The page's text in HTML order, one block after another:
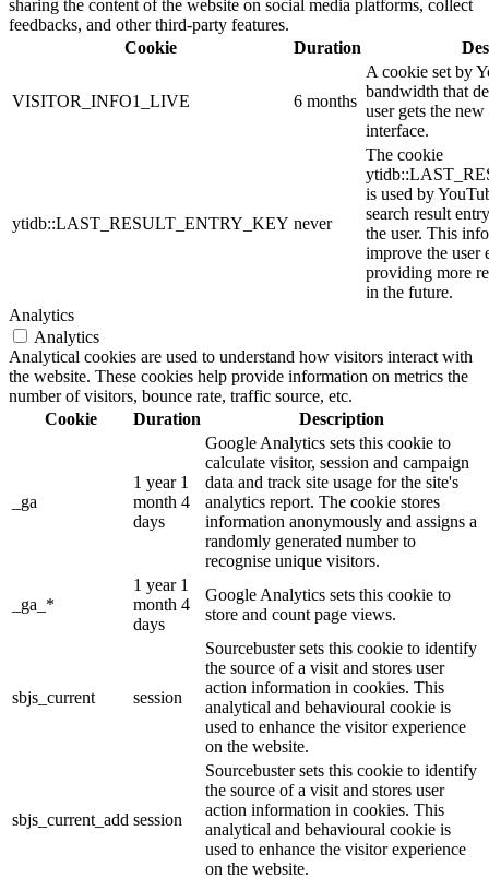
sharing the content of the website on social media platforms, collect
feedbacks, and other third-party features.
Cookie
Duration
VISITOR_INFO1_LIVE 6 months
A cookie set by
bandwidth that
user gets the
interface.
ytidb::LAST_RESULT_ENTRY_KEY never
The cookie
is used by
search result
the user. This
improve the user
providing more
in the future.
Analytics
Analytics
Analytical cookies are used to understand how visitors interact with
the website. These cookies help provide information on metrics the
number of visitors, bounce rate, traffic source, etc.
Cookie
Duration Description
_ga
1 year 1
month 4
days
Google Analytics sets this cookie to
calculate visitor, session and campaign
data and track site usage for the site's
analytics report. The cookie stores
information anonymously and assigns a
randomly generated number to
recognise unique visitors.
_ga_*
1 year 1
month 4
days
Google Analytics sets this cookie to
store and count page views.
sbjs_current session
Sourcebuster sets this cookie to identify
the source of a visit and stores user
action information in cookies. This
analytical and behavioural cookie is
used to enhance the visitor experience
on the website.
sbjs_current_add session
Sourcebuster sets this cookie to identify
the source of a visit and stores user
action information in cookies. This
analytical and behavioural cookie is
used to enhance the visitor experience
on the website.